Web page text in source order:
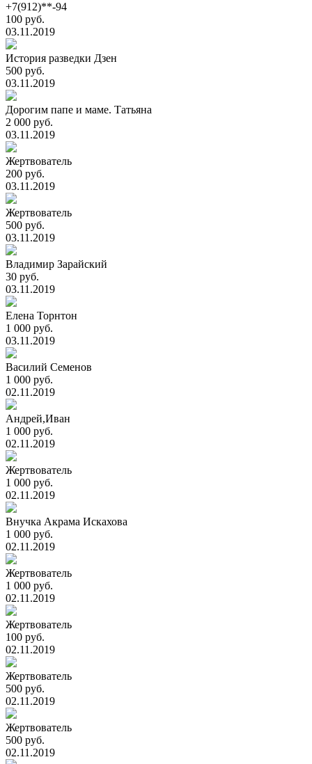
+7(912)**-94
100 руб.
03.11.2019
История разведки Дзен
500 руб.
03.11.2019
Дорогим папе и маме. Татьяна
2 000 руб.
03.11.2019
Жертвователь
200 руб.
03.11.2019
Жертвователь
500 руб.
03.11.2019
Владимир Зарайский
30 руб.
03.11.2019
Елена Торнтон
1 000 руб.
03.11.2019
Василий Семенов
1 000 руб.
02.11.2019
Андрей,Иван
1 000 руб.
02.11.2019
Жертвователь
1 000 руб.
02.11.2019
Внучка Акрама Искахова
1 000 руб.
02.11.2019
Жертвователь
1 000 руб.
02.11.2019
Жертвователь
100 руб.
02.11.2019
Жертвователь
500 руб.
02.11.2019
Жертвователь
500 руб.
02.11.2019